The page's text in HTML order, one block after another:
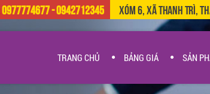
Xóm 6, Xã Thanh Trì,
0977774677 - 0942712345
TRANG CHỦ BẢNG GIÁ SẢN